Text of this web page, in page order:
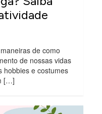
de como
de nossas vidas
hobbies e costumes
[…]